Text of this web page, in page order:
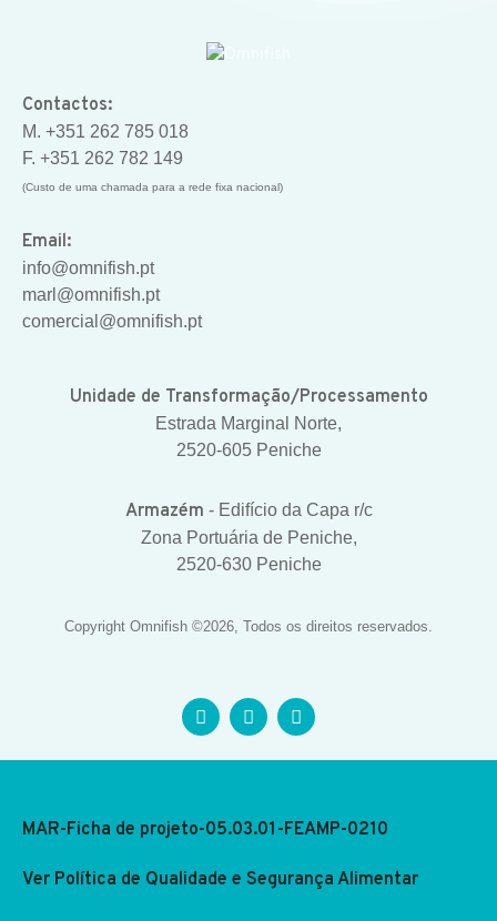
Contactos:
M. +351 262 785 018
F. +351 262 782 149
(Custo de uma chamada para a rede fixa nacional)
Email:
info@omnifish.pt
marl@omnifish.pt
comercial@omnifish.pt
Unidade de Transformação/Processamento
Estrada Marginal Norte,
2520-605 Peniche
Armazém - Edifício da Capa r/c
Zona Portuária de Peniche,
2520-630 Peniche
Copyright Omnifish ©2026, Todos os direitos reservados.
MAR-Ficha de projeto-05.03.01-FEAMP-0210
Ver Política de Qualidade e Segurança Alimentar